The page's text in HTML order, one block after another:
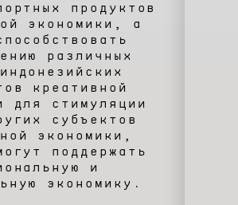
продуктов
экономики, а
различных
креативной
для стимуляции
субъектов
экономики,
поддержать
и
экономику.